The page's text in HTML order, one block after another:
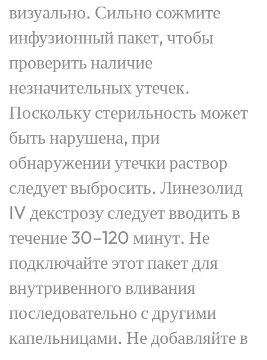
визуально. Сильно сожмите
инфузионный пакет, чтобы
проверить наличие
незначительных утечек.
Поскольку стерильность может
быть нарушена, при
обнаружении утечки раствор
следует выбросить. Линезолид
IV декстрозу следует вводить в
течение 30–120 минут. Не
подключайте этот пакет для
внутривенного вливания
последовательно с другими
капельницами. Не добавляйте в